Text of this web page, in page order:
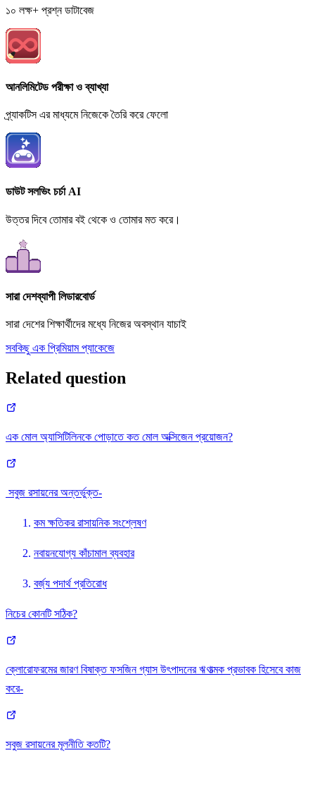
১০ লক্ষ+ প্রশ্ন ডাটাবেজ
আনলিমিটেড পরীক্ষা ও ব্যাখ্যা
প্র্যাকটিস এর মাধ্যমে নিজেকে তৈরি করে ফেলো
ডাউট সলভিং চর্চা AI
উত্তর দিবে তোমার বই থেকে ও তোমার মত করে।
সারা দেশব্যাপী লিডারবোর্ড
সারা দেশের শিক্ষার্থীদের মধ্যে নিজের অবস্থান যাচাই
সবকিছু এক প্রিমিয়াম প্যাকেজে
Related question
এক মোল অ্যাসিটিলিনকে পোড়াতে কত মোল অক্সিজেন প্রয়োজন?
সবুজ রসায়নের অন্তর্ভুক্ত-
কম ক্ষতিকর রাসায়নিক সংশ্লেষণ
নবায়নযোগ্য কাঁচামাল ব্যবহার
বর্জ্য পদার্থ প্রতিরোধ
নিচের কোনটি সঠিক?
ক্লোরোফরমের জারণ বিষাক্ত ফসজিন গ্যাস উৎপাদনের ঋণাত্মক প্রভাবক হিসেবে কাজ
করে-
সবুজ রসায়নের মূলনীতি কতটি?